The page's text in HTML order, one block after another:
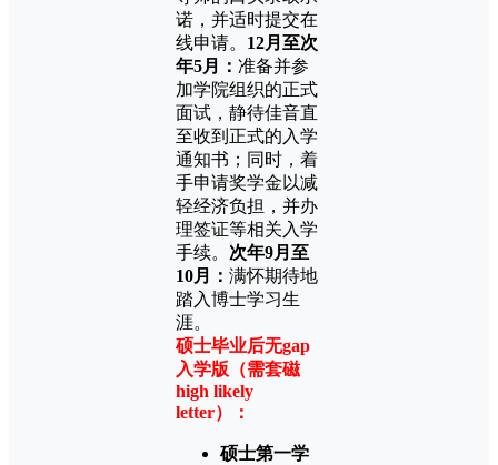
诺，并适时提交在
线申请。 12月至次
年5月： 准备并参
加学院组织的正式
面试，静待佳音直
至收到正式的入学
通知书；同时，着
手申请奖学金以减
轻经济负担，并办
理签证等相关入学
手续。 次年9月至
10月： 满怀期待地
踏入博士学习生
涯。
硕士毕业后无gap
入学版（需套磁
high likely
letter）：
硕士第一学